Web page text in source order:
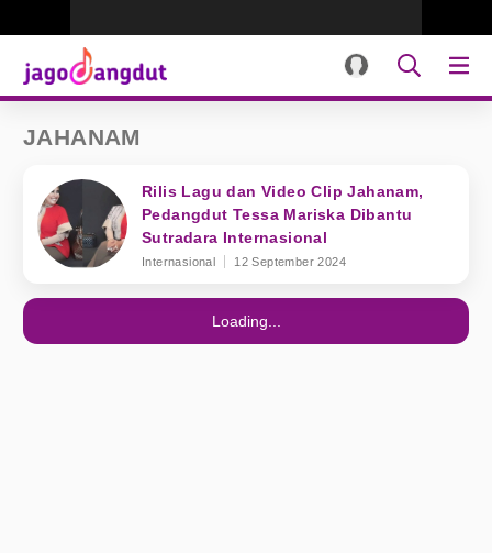
JAHANAM
Rilis Lagu dan Video Clip Jahanam,
Pedangdut Tessa Mariska Dibantu
Sutradara Internasional
Internasional 12 September 2024
Loading...